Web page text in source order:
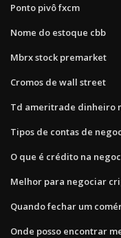
Ponto pivô fxcm
Nome do estoque cbb
Mbrx stock premarket
Cromos de wall street
Td ameritrade dinheiro
Tipos de contas de
O que é crédito na
Melhor para negociar
Quando fechar um
Onde posso encontrar